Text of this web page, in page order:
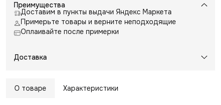
Преимущества
Доставим в пункты выдачи Яндекс Маркета
Примерьте товары и верните неподходящие
Оплаивайте после примерки
Доставка
О товаре Характеристики